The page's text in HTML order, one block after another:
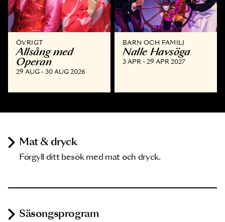
ÖVRIGT
Allsång med
Operan
29 AUG - 30 AUG 2026
BARN OCH FAMILJ
Nalle Havsöga
3 APR - 29 APR 2027
Mat & dryck
Förgyll ditt besök med mat och dryck.
Säsongsprogram